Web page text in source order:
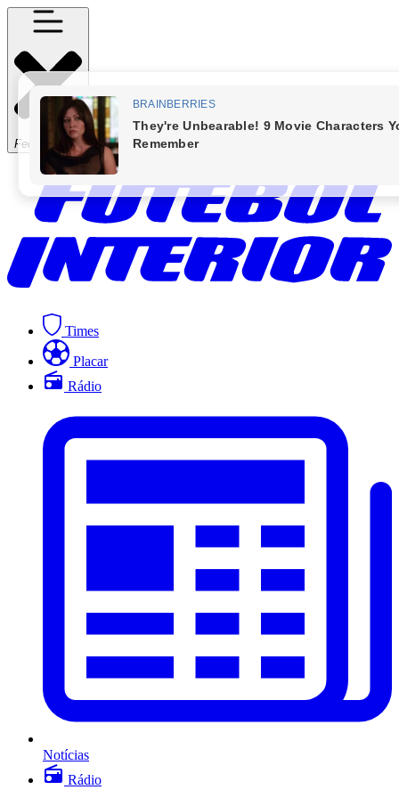
Fechar Menu
Times
Placar
Rádio
Notícias
Rádio